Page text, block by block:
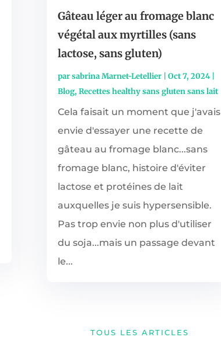
Gâteau léger au fromage blanc
végétal aux myrtilles (sans
lactose, sans gluten)
parsabrina Marnet-Letellier| Oct 7, 2024|
Blog, Recettes healthy sans gluten sans lait
Cela faisait un moment que j'avais
envie d'essayer une recette de
gâteau au fromage blanc...sans
fromage blanc, histoire d'éviter
lactose et protéines de lait
auxquelles je suis hypersensible.
Pas trop envie non plus d'utiliser
du soja...mais un passage devant
le...
TOUS LES ARTICLES